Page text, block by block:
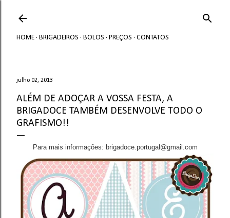
HOME BRIGADEIROS BOLOS PREÇOS CONTATOS
julho 02, 2013
ALÉM DE ADOÇAR A VOSSA FESTA, A
BRIGADOCE TAMBÉM DESENVOLVE TODO O
GRAFISMO!!
Para mais informações: brigadoce.portugal@gmail.com